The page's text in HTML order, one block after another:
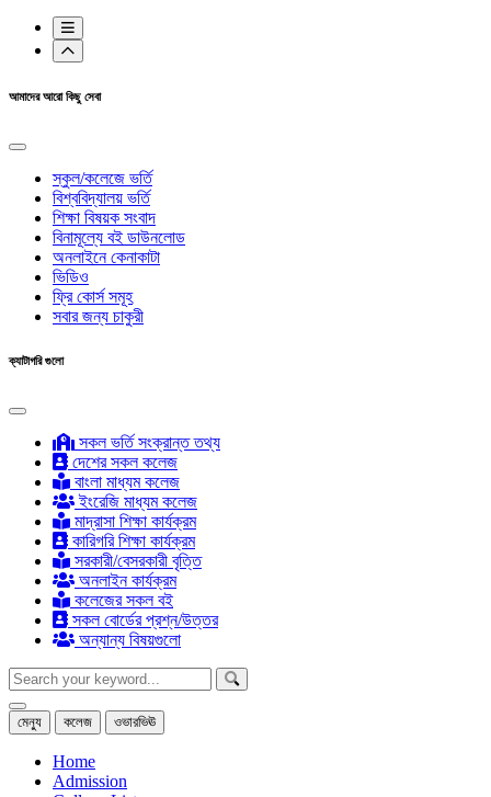
আমাদের আরো কিছু সেবা
স্কুল/কলেজে ভর্তি
বিশ্ববিদ্যালয় ভর্তি
শিক্ষা বিষয়ক সংবাদ
বিনামূল্যে বই ডাউনলোড
অনলাইনে কেনাকাটা
ভিডিও
ফ্রি কোর্স সমূহ
সবার জন্য চাকুরী
ক্যাটাগরি গুলো
সকল ভর্তি সংক্রান্ত তথ্য
দেশের সকল কলেজ
বাংলা মাধ্যম কলেজ
ইংরেজি মাধ্যম কলেজ
মাদ্রাসা শিক্ষা কার্যক্রম
কারিগরি শিক্ষা কার্যক্রম
সরকারী/বেসরকারী বৃত্তি
অনলাইন কার্যক্রম
কলেজের সকল বই
সকল বোর্ডের প্রশ্ন/উত্তর
অন্যান্য বিষয়গুলো
মেন্যু কলেজ ওভারভিঊ
Home
Admission